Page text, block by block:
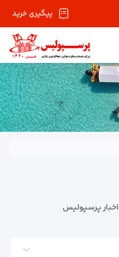
پیگیری خرید
اخبار پرسپولیس